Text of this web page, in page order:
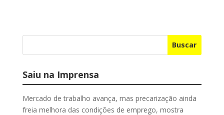
Buscar
Saiu na Imprensa
Mercado de trabalho avança, mas precarização ainda
freia melhora das condições de emprego, mostra